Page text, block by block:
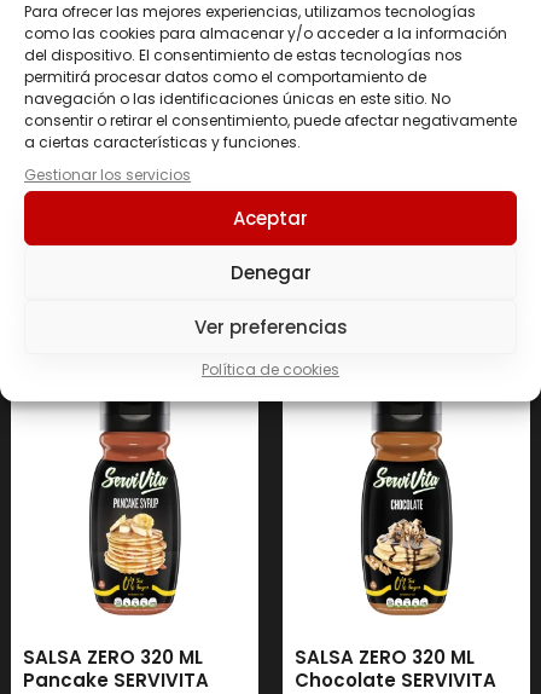
Para ofrecer las mejores experiencias, utilizamos tecnologías
como las cookies para almacenar y/o acceder a la información
del dispositivo. El consentimiento de estas tecnologías nos
permitirá procesar datos como el comportamiento de
navegación o las identificaciones únicas en este sitio. No
consentir o retirar el consentimiento, puede afectar negativamente
a ciertas características y funciones.
Gestionar los servicios
Aceptar
Denegar
Ver preferencias
Política de cookies
SALSA ZERO 320 ML
Dulce de leche
3.90€
Barbacoa picante
SERVIVITA
3.90€
SALSA ZERO 320 ML
Pancake SERVIVITA
SALSA ZERO 320 ML
Chocolate SERVIVITA